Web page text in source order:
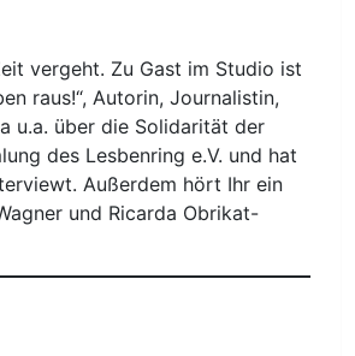
vergeht. Zu Gast im Studio ist
raus!“, Autorin, Journalistin,
u.a. über die Solidarität der
des Lesbenring e.V. und hat
Außerdem hört Ihr ein
und Ricarda Obrikat-